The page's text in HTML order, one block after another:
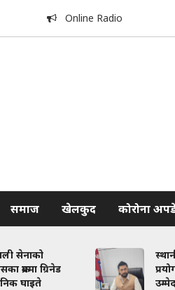
Online Radio
समाज खेलकुद कोरोना
सेनाको
क्रममा ग्रिनेड
घाइते